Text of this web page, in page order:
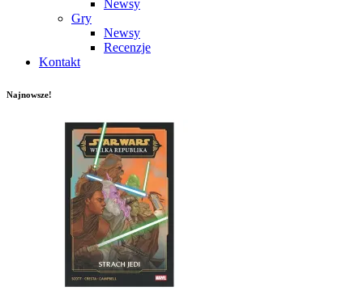
Newsy
Gry
Newsy
Recenzje
Kontakt
Najnowsze!